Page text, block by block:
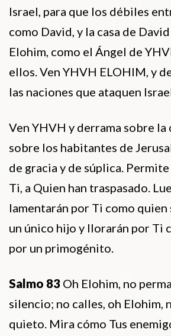
Israel, para que los débiles
como David, y la casa de
Elohim, como el Ángel de
ellos. Ven YHVH ELOHIM, y
las naciones que ataquen
Ven YHVH y derrama sobre la
sobre los habitantes de
de gracia y de súplica.
Ti, a Quien han traspasado.
lamentarán por Ti como quien
un único hijo y llorarán por Ti
por un primogénito.
Salmo 83 Oh Elohim, no
silencio; no calles, oh Elohim,
quieto. Mira cómo Tus